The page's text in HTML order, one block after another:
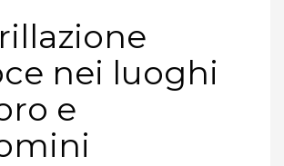
nei luoghi
e